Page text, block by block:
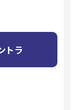
トラ